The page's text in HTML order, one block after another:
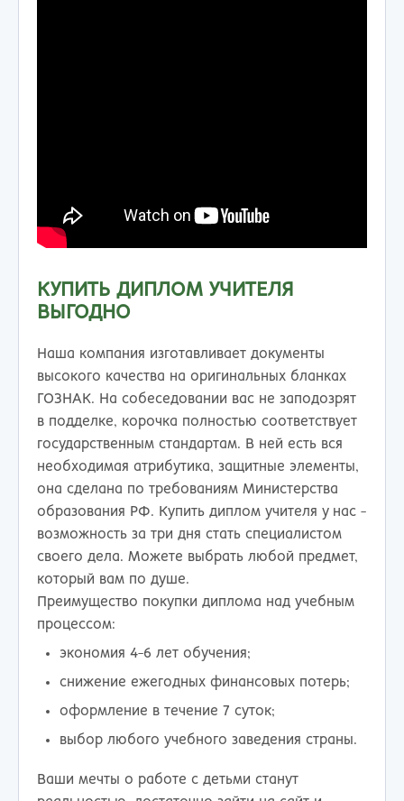
КУПИТЬ ДИПЛОМ УЧИТЕЛЯ
ВЫГОДНО
Наша компания изготавливает документы
высокого качества на оригинальных бланках
ГОЗНАК. На собеседовании вас не заподозрят
в подделке, корочка полностью соответствует
государственным стандартам. В ней есть вся
необходимая атрибутика, защитные элементы,
она сделана по требованиям Министерства
образования РФ. Купить диплом учителя у нас -
возможность за три дня стать специалистом
своего дела. Можете выбрать любой предмет,
который вам по душе.
Преимущество покупки диплома над учебным
процессом:
экономия 4-6 лет обучения;
снижение ежегодных финансовых потерь;
оформление в течение 7 суток;
выбор любого учебного заведения страны.
Ваши мечты о работе с детьми станут